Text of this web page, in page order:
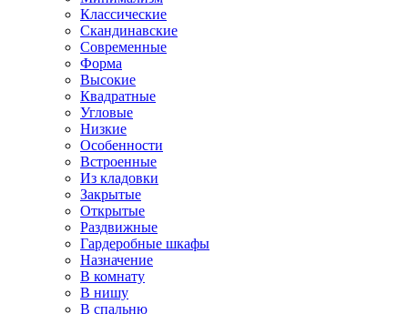
Классические
Скандинавские
Современные
Форма
Высокие
Квадратные
Угловые
Низкие
Особенности
Встроенные
Из кладовки
Закрытые
Открытые
Раздвижные
Гардеробные шкафы
Назначение
В комнату
В нишу
В спальню